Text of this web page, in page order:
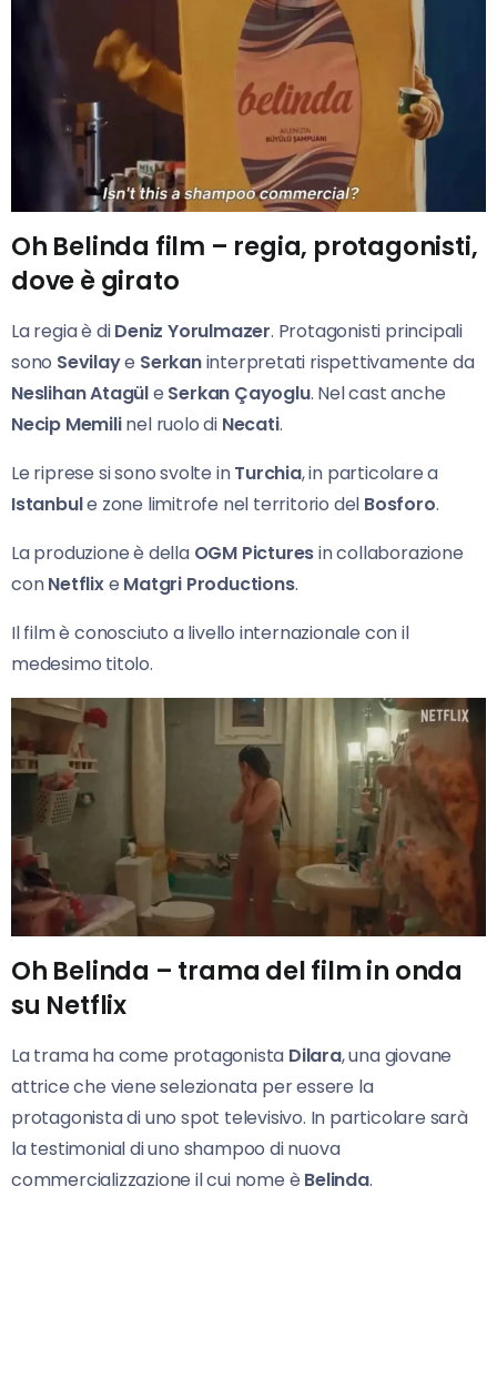
Oh Belinda film – regia, protagonisti,
dove è girato
La regia è diDeniz Yorulmazer. Protagonisti principali
sono Sevilaye Serkaninterpretati rispettivamente da
Neslihan Atagüle Serkan Çayoglu. Nel cast anche
Necip Memilinel ruolo di Necati.
Le riprese si sono svolte inTurchia, in particolare a
Istanbule zone limitrofe nel territorio del Bosforo.
La produzione è della OGM Picturesin collaborazione
conNetflixe Matgri Productions.
Il film è conosciuto a livello internazionale con il
medesimo titolo.
Oh Belinda – trama del film in onda
su Netflix
La trama ha come protagonista Dilara, una giovane
attrice che viene selezionata per essere la
protagonista di uno spot televisivo. In particolare sarà
la testimonial di uno shampoo di nuova
commercializzazione il cui nome è Belinda.